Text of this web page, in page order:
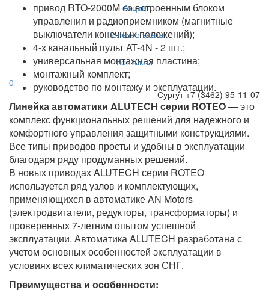
Акции
Полезно знать
Контакты
0
Сургут+7 (3462) 95-11-07
привод RTO-2000M со встроенным блоком
управления и радиоприемником (магнитные
выключатели конечных положений);
4-х канальный пульт AT-4N - 2 шт.;
универсальная монтажная пластина;
монтажный комплект;
руководство по монтажу и эксплуатации.
Линейка автоматики ALUTECH серии ROTEO— это
комплекс функциональных решений для надежного и
комфортного управления защитными конструкциями.
Все типы приводов просты и удобны в эксплуатации
благодаря ряду продуманных решений.
В новых приводах ALUTECH серии ROTEO
используется ряд узлов и комплектующих,
применяющихся в автоматике AN Motors
(электродвигатели, редукторы, трансформаторы) и
проверенных 7-летним опытом успешной
эксплуатации. Автоматика ALUTECH разработана с
учетом основных особенностей эксплуатации в
условиях всех климатических зон СНГ.
Преимущества и особенности: